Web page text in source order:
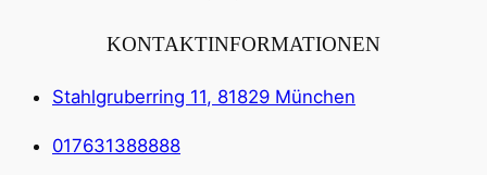
KONTAKTINFORMATIONEN
Stahlgruberring 11, 81829 München
017631388888